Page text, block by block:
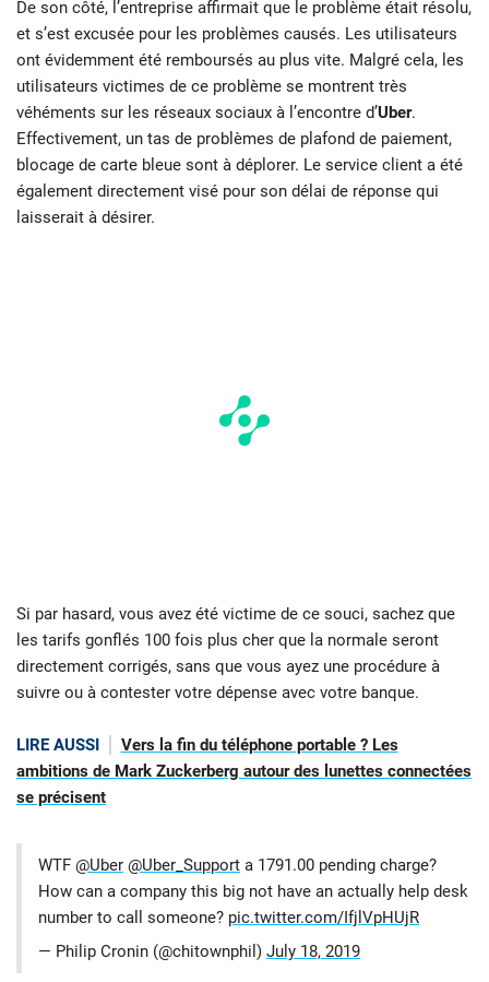
De son côté, l’entreprise affirmait que le problème était résolu,
et s’est excusée pour les problèmes causés. Les utilisateurs
ont évidemment été remboursés au plus vite. Malgré cela, les
utilisateurs victimes de ce problème se montrent très
véhéments sur les réseaux sociaux à l’encontre d’Uber.
Effectivement, un tas de problèmes de plafond de paiement,
blocage de carte bleue sont à déplorer. Le service client a été
également directement visé pour son délai de réponse qui
laisserait à désirer.
Si par hasard, vous avez été victime de ce souci, sachez que
les tarifs gonflés 100 fois plus cher que la normale seront
directement corrigés, sans que vous ayez une procédure à
suivre ou à contester votre dépense avec votre banque.
LIRE AUSSI
Vers la fin du téléphone portable ? Les
ambitions de Mark Zuckerberg autour des lunettes connectées
se précisent
WTF @Uber @Uber_Support a 1791.00 pending charge?
How can a company this big not have an actually help desk
number to call someone? pic.twitter.com/IfjlVpHUjR
— Philip Cronin (@chitownphil) July 18, 2019